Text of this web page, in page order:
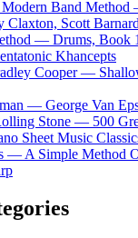
Band Method
Claxton, Scott
— Drums, Book 1
Khancepts
Cooper —
— George Van
Stone — 500
Sheet Music
— A Simple Method